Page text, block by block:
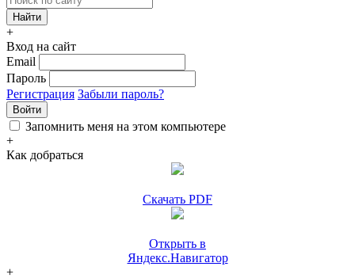
+
Вход на сайт
Email
Пароль
Регистрация Забыли пароль?
Войти
Запомнить меня на этом компьютере
+
Как добраться
Скачать PDF
Открыть в
Яндекс.Навигатор
+